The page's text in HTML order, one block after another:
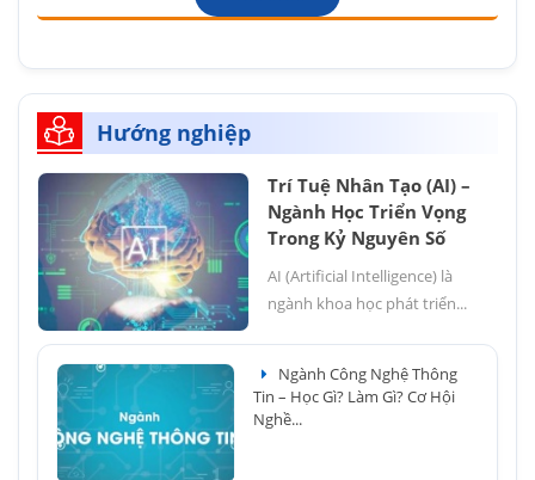
Hướng nghiệp
Trí Tuệ Nhân Tạo (AI) –
Ngành Học Triển Vọng
Trong Kỷ Nguyên Số
AI (Artificial Intelligence) là
ngành khoa học phát triển...
Ngành Công Nghệ Thông
Tin – Học Gì? Làm Gì? Cơ Hội
Nghề...